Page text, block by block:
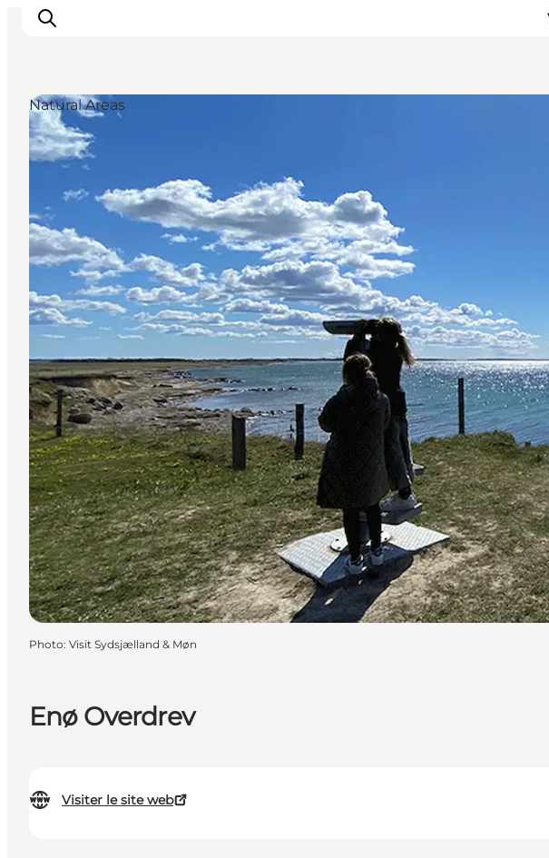
Inspirations
Quoi faire
Hébergements
Planifiez votre voyage
Enø Overdrev
Visiter le site web
Natural Areas
Photo: Visit Sydsjælland & Møn